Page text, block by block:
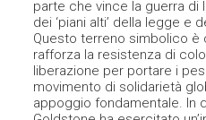
parte che vince la guerra di
dei ‘piani alti’ della legge e
Questo terreno simbolico
rafforza la resistenza di
liberazione per portare i
movimento di solidarietà
appoggio fondamentale. In